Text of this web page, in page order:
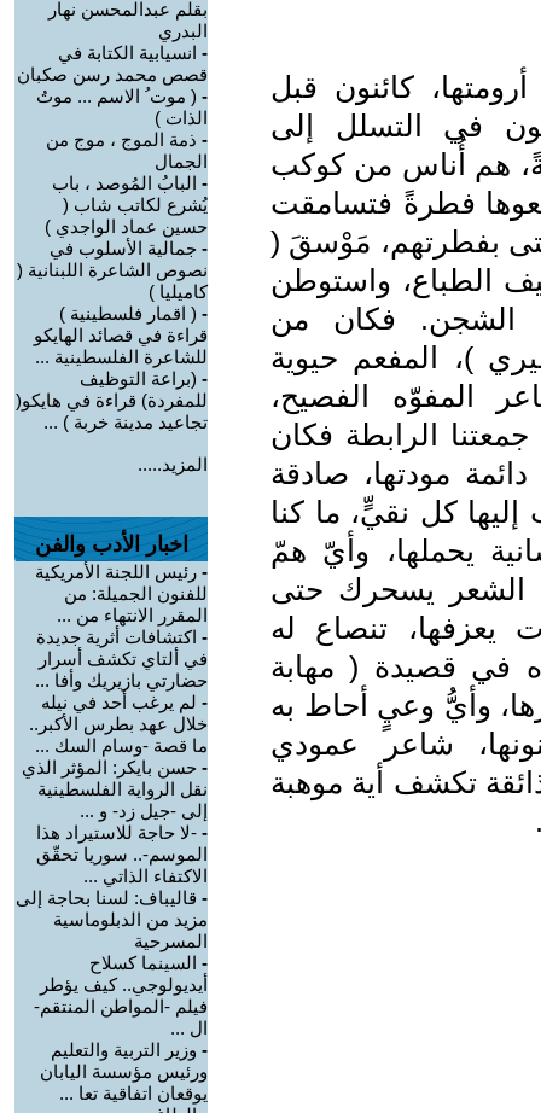
أرومتها، كائنون قبل
في التسلل إلى
هم أُناس من كوكب
فطرةً فتسامقت
بفطرتهم، مَوْسقَ (
الطباع، واستوطن
الشجن. فكان من
)، المفعم حيوية
المفوّه الفصيح،
الرابطة فكان
مودتها، صادقة
كل نقيٍّ، ما كنا
يحملها، وأيّ همّ
الشعر يسحرك حتى
يعزفها، تنصاع له
في قصيدة ( مهابة
وأيُّ وعيٍ أحاط به
شاعر عمودي
تكشف أية موهبة
بقلم عبدالمحسن نهار
البدري
- انسيابية الكتابة في
قصص محمد رسن صكبان
- ( موت ُ الاسم ... موتُ
الذات )
- ذمة الموج ، موج من
الجمال
- البابُ المُوصد ، باب
يُشرع لكاتب شاب (
حسين عماد الواجدي )
- جمالية الأسلوب في
نصوص الشاعرة اللبنانية (
كاميليا )
- ( اقمار فلسطينية )
قراءة في قصائد الهايكو
للشاعرة الفلسطينية ...
- (براعة التوظيف
للمفردة) قراءة في هايكو(
تجاعيد مدينة خربة ) ...
المزيد.....
اخبار الأدب والفن
- رئيس اللجنة الأمريكية
للفنون الجميلة: من
المقرر الانتهاء من ...
- اكتشافات أثرية جديدة
في ألتاي تكشف أسرار
حضارتي بازيريك وأفا ...
- لم يرغب أحد في نيله
خلال عهد بطرس الأكبر..
ما قصة -وسام السك ...
- حسن بايكر: المؤثر الذي
نقل الرواية الفلسطينية
إلى -جيل زد- و ...
- -لا حاجة للاستيراد هذا
الموسم-.. سوريا تحقّق
الاكتفاء الذاتي ...
- قاليباف: لسنا بحاجة إلى
مزيد من الدبلوماسية
المسرحية
- السينما كسلاح
أيديولوجي.. كيف يؤطر
فيلم -المواطن المنتقم-
ال ...
- وزير التربية والتعليم
ورئيس مؤسسة اليابان
يوقعان اتفاقية تعا ...